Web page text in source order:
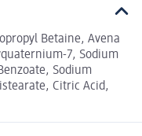
Betaine, Avena
7, Sodium
Sodium
Citric Acid,